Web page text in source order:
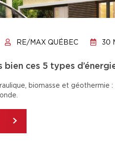
RE/MAX QUÉBEC 30
bien ces 5 types
biomasse et